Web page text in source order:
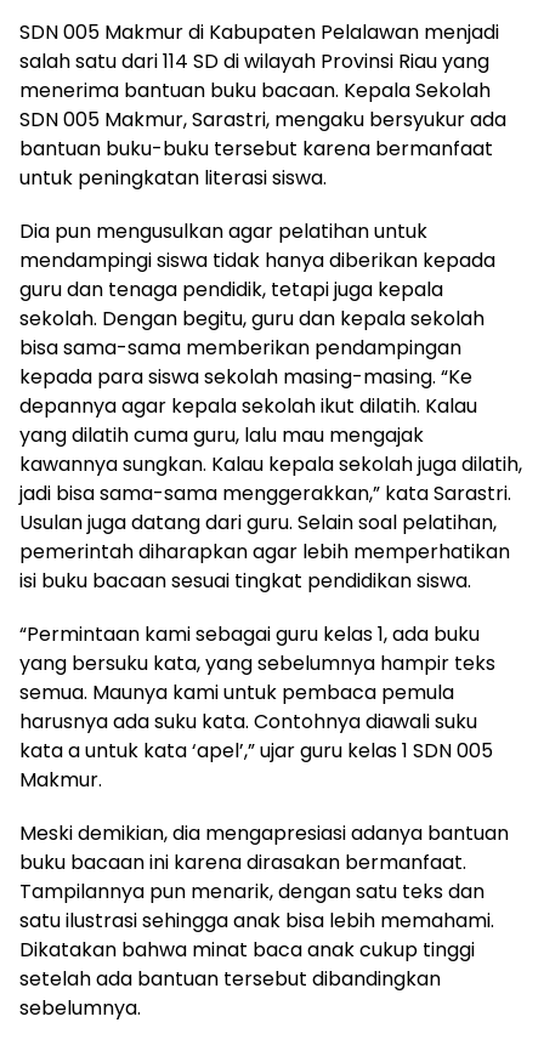
SDN 005 Makmur di Kabupaten Pelalawan menjadi
salah satu dari 114 SD di wilayah Provinsi Riau yang
menerima bantuan buku bacaan. Kepala Sekolah
SDN 005 Makmur, Sarastri, mengaku bersyukur ada
bantuan buku-buku tersebut karena bermanfaat
untuk peningkatan literasi siswa.
Dia pun mengusulkan agar pelatihan untuk
mendampingi siswa tidak hanya diberikan kepada
guru dan tenaga pendidik, tetapi juga kepala
sekolah. Dengan begitu, guru dan kepala sekolah
bisa sama-sama memberikan pendampingan
kepada para siswa sekolah masing-masing. “Ke
depannya agar kepala sekolah ikut dilatih. Kalau
yang dilatih cuma guru, lalu mau mengajak
kawannya sungkan. Kalau kepala sekolah juga dilatih,
jadi bisa sama-sama menggerakkan,” kata Sarastri.
Usulan juga datang dari guru. Selain soal pelatihan,
pemerintah diharapkan agar lebih memperhatikan
isi buku bacaan sesuai tingkat pendidikan siswa.
“Permintaan kami sebagai guru kelas 1, ada buku
yang bersuku kata, yang sebelumnya hampir teks
semua. Maunya kami untuk pembaca pemula
harusnya ada suku kata. Contohnya diawali suku
kata a untuk kata ‘apel’,” ujar guru kelas 1 SDN 005
Makmur.
Meski demikian, dia mengapresiasi adanya bantuan
buku bacaan ini karena dirasakan bermanfaat.
Tampilannya pun menarik, dengan satu teks dan
satu ilustrasi sehingga anak bisa lebih memahami.
Dikatakan bahwa minat baca anak cukup tinggi
setelah ada bantuan tersebut dibandingkan
sebelumnya.